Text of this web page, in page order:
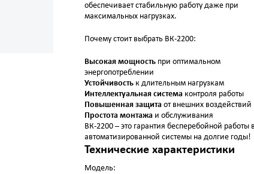
обеспечивает стабильную работу даже при
максимальных нагрузках.
Почему стоит выбрать ВК-2200:
Высокая мощностьпри оптимальном
энергопотреблении
Устойчивостьк длительным нагрузкам
Интеллектуальная система контроля работы
Повышенная защита от внешних воздействий
Простота монтажа и обслуживания
ВК-2200 – это гарантия бесперебойной работы
автоматизированной системы на долгие годы!
Технические характеристики
Модель: